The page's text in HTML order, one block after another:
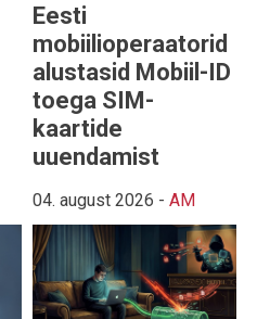
Eesti
mobiilioperaatorid
alustasid Mobiil-ID
toega SIM-
kaartide
uuendamist
04. august 2026 - AM